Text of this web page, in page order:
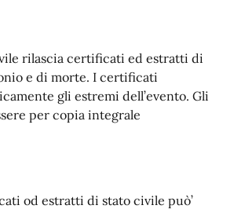
rilascia certificati ed estratti di
e di morte. I certificati
gli estremi dell’evento. Gli
per copia integrale
od estratti di stato civile può’